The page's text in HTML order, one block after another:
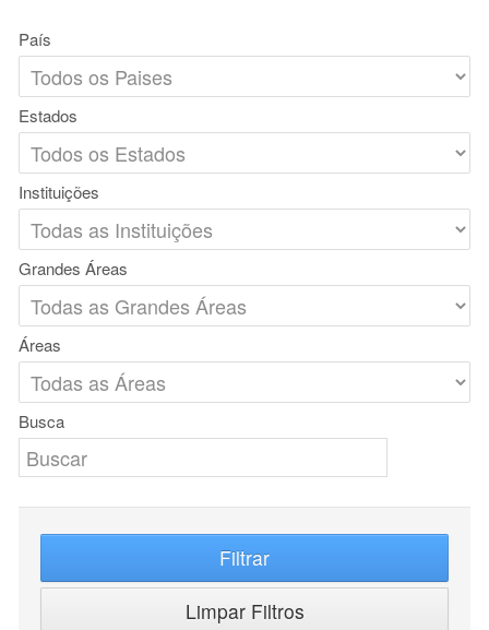
País
Estados
Instituições
Grandes Áreas
Áreas
Busca
Filtrar
Limpar Filtros